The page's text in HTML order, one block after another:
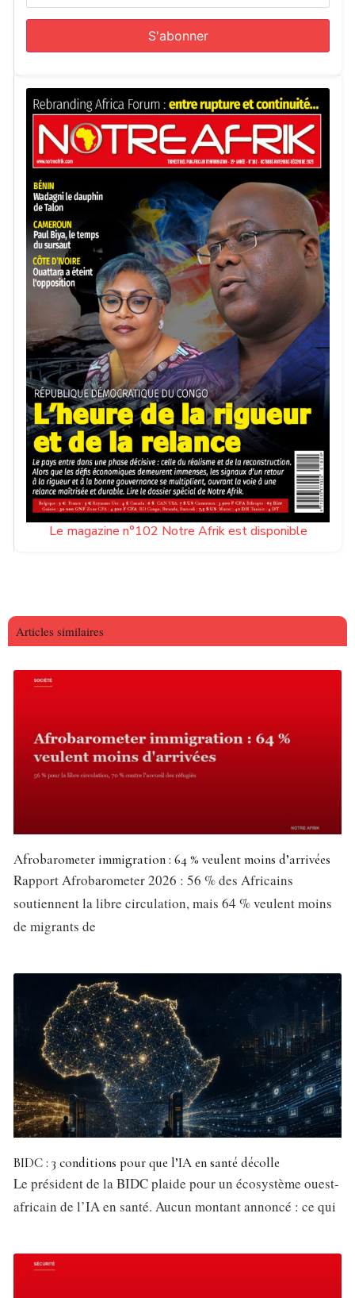
Le magazine n°102 Notre Afrik est disponible
Articles similaires
Afrobarometer immigration : 64 % veulent moins d’arrivées
Rapport Afrobarometer 2026 : 56 % des Africains
soutiennent la libre circulation, mais 64 % veulent moins
de migrants de
BIDC : 3 conditions pour que l’IA en santé décolle
Le président de la BIDC plaide pour un écosystème ouest-
africain de l’IA en santé. Aucun montant annoncé : ce qui